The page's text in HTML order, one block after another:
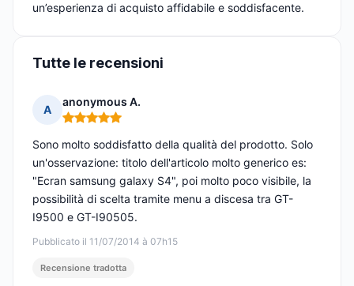
un’esperienza di acquisto affidabile e soddisfacente.
Tutte le recensioni
A
anonymous A.
Nota: 5 su 5
Pubblicato il 11/07/2014 à 07h15
Sono molto soddisfatto della qualità del prodotto. Solo
un'osservazione: titolo dell'articolo molto generico es:
"Ecran samsung galaxy S4", poi molto poco visibile, la
possibilità di scelta tramite menu a discesa tra GT-
I9500 e GT-I90505.
Recensione tradotta